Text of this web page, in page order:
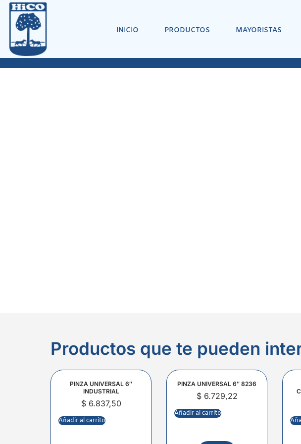
INICIO PRODUCTOS MAYORISTAS
Productos que te pueden
PINZA UNIVERSAL 6″
INDUSTRIAL
$6.837,50
Añadir al carrito
PINZA UNIVERSAL 6″ 8236
$6.729,22
Añadir al carrito